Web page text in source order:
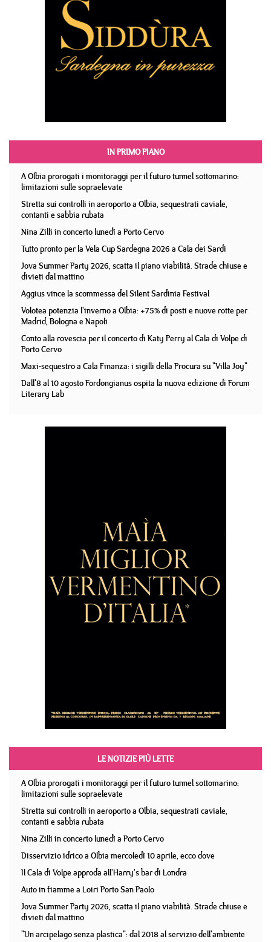
IN PRIMO PIANO
A Olbia prorogati i monitoraggi per il futuro tunnel sottomarino:
limitazioni sulle sopraelevate
Stretta sui controlli in aeroporto a Olbia, sequestrati caviale,
contanti e sabbia rubata
Nina Zilli in concerto lunedì a Porto Cervo
Tutto pronto per la Vela Cup Sardegna 2026 a Cala dei Sardi
Jova Summer Party 2026, scatta il piano viabilità. Strade chiuse e
divieti dal mattino
Aggius vince la scommessa del Silent Sardinia Festival
Volotea potenzia l'inverno a Olbia: +75% di posti e nuove rotte per
Madrid, Bologna e Napoli
Conto alla rovescia per il concerto di Katy Perry al Cala di Volpe di
Porto Cervo
Maxi-sequestro a Cala Finanza: i sigilli della Procura su "Villa Joy"
Dall'8 al 10 agosto Fordongianus ospita la nuova edizione di Forum
Literary Lab
LE NOTIZIE PIÙ LETTE
A Olbia prorogati i monitoraggi per il futuro tunnel sottomarino:
limitazioni sulle sopraelevate
Stretta sui controlli in aeroporto a Olbia, sequestrati caviale,
contanti e sabbia rubata
Nina Zilli in concerto lunedì a Porto Cervo
Disservizio idrico a Olbia mercoledì 10 aprile, ecco dove
Il Cala di Volpe approda all'Harry's bar di Londra
Auto in fiamme a Loiri Porto San Paolo
Jova Summer Party 2026, scatta il piano viabilità. Strade chiuse e
divieti dal mattino
"Un arcipelago senza plastica": dal 2018 al servizio dell'ambiente